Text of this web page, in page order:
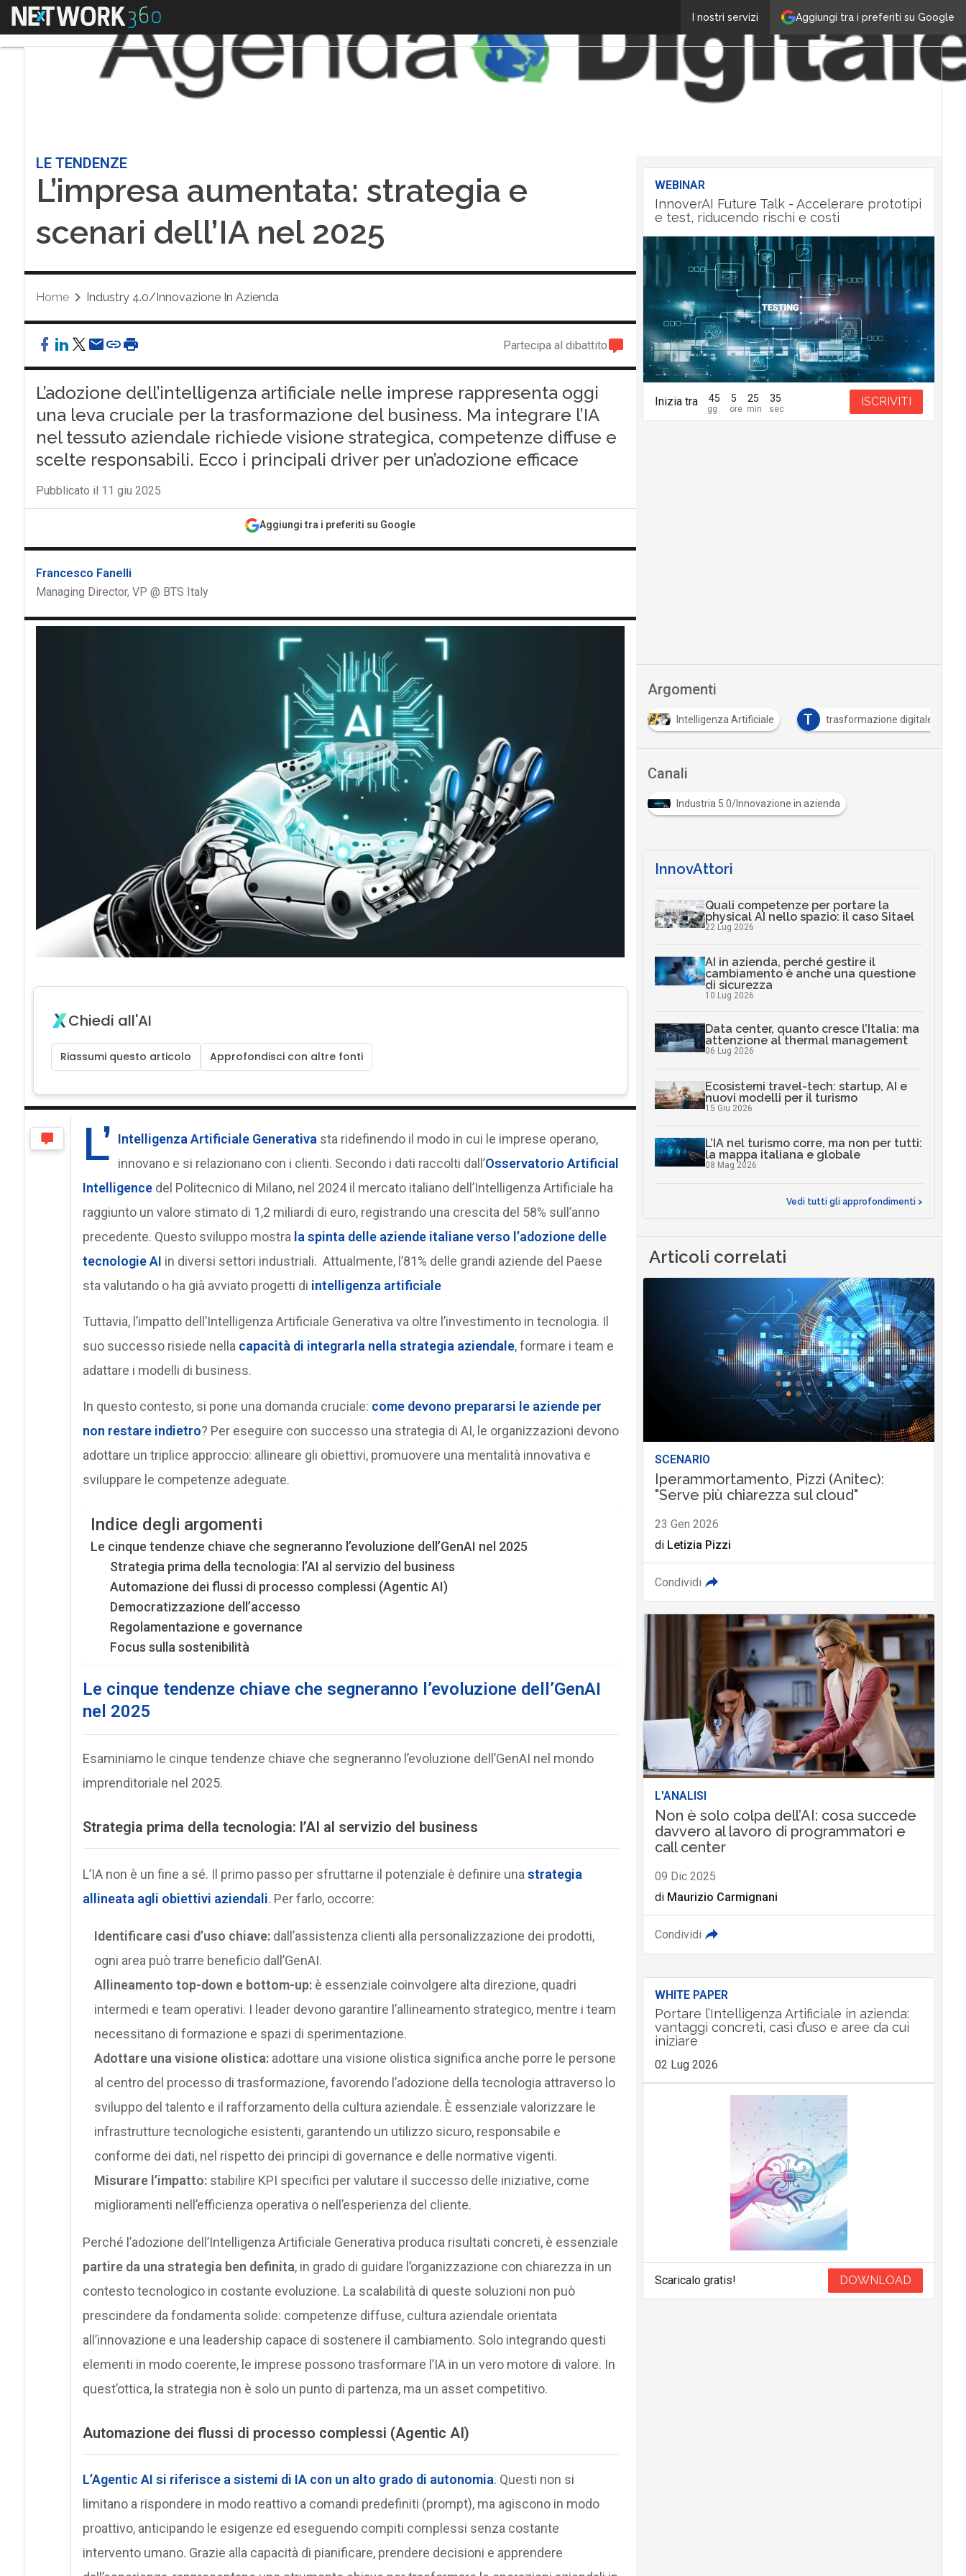
Aggiungi tra i preferiti su Google
I nostri servizi
Menu
LE TENDENZE
L’impresa aumentata: strategia e
scenari dell’IA nel 2025
Home Industry 4.0/Innovazione In Azienda
Partecipa al dibattito
L’adozione dell’intelligenza artificiale nelle imprese rappresenta oggi
una leva cruciale per la trasformazione del business. Ma integrare l’IA
nel tessuto aziendale richiede visione strategica, competenze diffuse e
scelte responsabili. Ecco i principali driver per un’adozione efficace
Pubblicato il 11 giu 2025
Aggiungi tra i preferiti su Google
Francesco Fanelli
Managing Director, VP @ BTS Italy
Chiedi all'AI
Riassumi questo articolo Approfondisci con altre fonti
L’ Intelligenza Artificiale Generativa sta ridefinendo il modo in cui le imprese operano,
innovano e si relazionano con i clienti. Secondo i dati raccolti dall’Osservatorio Artificial
Intelligencedel Politecnico di Milano, nel 2024 il mercato italiano dell’Intelligenza Artificiale ha
raggiunto un valore stimato di 1,2 miliardi di euro, registrando una crescita del 58% sull’anno
precedente. Questo sviluppo mostra la spinta delle aziende italiane verso l’adozione delle
tecnologie AI in diversi settori industriali. Attualmente, l’81% delle grandi aziende del Paese
sta valutando o ha già avviato progetti di intelligenza artificiale
Tuttavia, l’impatto dell’Intelligenza Artificiale Generativa va oltre l’investimento in tecnologia. Il
suo successo risiede nella capacità di integrarla nella strategia aziendale, formare i team e
adattare i modelli di business.
In questo contesto, si pone una domanda cruciale: come devono prepararsi le aziende per
non restare indietro? Per eseguire con successo una strategia di AI, le organizzazioni devono
adottare un triplice approccio: allineare gli obiettivi, promuovere una mentalità innovativa e
sviluppare le competenze adeguate.
Indice degli argomenti
Le cinque tendenze chiave che segneranno l’evoluzione dell’GenAI nel 2025
Strategia prima della tecnologia: l’AI al servizio del business
Automazione dei flussi di processo complessi (Agentic AI)
Democratizzazione dell’accesso
Regolamentazione e governance
Focus sulla sostenibilità
Le cinque tendenze chiave che segneranno l’evoluzione dell’GenAI
nel 2025
Esaminiamo le cinque tendenze chiave che segneranno l’evoluzione dell’GenAI nel mondo
imprenditoriale nel 2025.
Strategia prima della tecnologia: l’AI al servizio del business
L’IA non è un fine a sé. Il primo passo per sfruttarne il potenziale è definire una strategia
allineata agli obiettivi aziendali. Per farlo, occorre:
Identificare casi d’uso chiave:dall’assistenza clienti alla personalizzazione dei prodotti,
ogni area può trarre beneficio dall’GenAI.
Allineamento top-down e bottom-up:è essenziale coinvolgere alta direzione, quadri
intermedi e team operativi. I leader devono garantire l’allineamento strategico, mentre i team
necessitano di formazione e spazi di sperimentazione.
Adottare una visione olistica:adottare una visione olistica significa anche porre le persone
al centro del processo di trasformazione, favorendo l’adozione della tecnologia attraverso lo
sviluppo del talento e il rafforzamento della cultura aziendale. È essenziale valorizzare le
infrastrutture tecnologiche esistenti, garantendo un utilizzo sicuro, responsabile e
conforme dei dati, nel rispetto dei principi di governance e delle normative vigenti.
Misurare l’impatto:stabilire KPI specifici per valutare il successo delle iniziative, come
miglioramenti nell’efficienza operativa o nell’esperienza del cliente.
Perché l’adozione dell’Intelligenza Artificiale Generativa produca risultati concreti, è essenziale
partire da una strategia ben definita, in grado di guidare l’organizzazione con chiarezza in un
contesto tecnologico in costante evoluzione. La scalabilità di queste soluzioni non può
prescindere da fondamenta solide: competenze diffuse, cultura aziendale orientata
all’innovazione e una leadership capace di sostenere il cambiamento. Solo integrando questi
elementi in modo coerente, le imprese possono trasformare l’IA in un vero motore di valore. In
quest’ottica, la strategia non è solo un punto di partenza, ma un asset competitivo.
Automazione dei flussi di processo complessi (Agentic AI)
L’Agentic AI si riferisce a sistemi di IA con un alto grado di autonomia. Questi non si
limitano a rispondere in modo reattivo a comandi predefiniti (prompt), ma agiscono in modo
proattivo, anticipando le esigenze ed eseguendo compiti complessi senza costante
intervento umano. Grazie alla capacità di pianificare, prendere decisioni e apprendere
WEBINAR
InnoverAI Future Talk - Accelerare prototipi
e test, riducendo rischi e costi
Inizia tra 45 5 25 34 ISCRIVITI
Argomenti
Intelligenza Artificiale T trasformazione digitale
Canali
Industria 5.0/Innovazione in azienda
InnovAttori
Quali competenze per portare la
physical AI nello spazio: il caso Sitael
22 Lug 2026
AI in azienda, perché gestire il
cambiamento è anche una questione
di sicurezza
10 Lug 2026
Data center, quanto cresce l’Italia: ma
attenzione al thermal management
06 Lug 2026
Ecosistemi travel-tech: startup, AI e
nuovi modelli per il turismo
15 Giu 2026
L’IA nel turismo corre, ma non per tutti:
la mappa italiana e globale
08 Mag 2026
Vedi tutti gli approfondimenti >
Articoli correlati
SCENARIO
Iperammortamento, Pizzi (Anitec):
"Serve più chiarezza sul cloud"
23 Gen 2026
di Letizia Pizzi
Condividi
L'ANALISI
Non è solo colpa dell’AI: cosa succede
davvero al lavoro di programmatori e
call center
09 Dic 2025
di Maurizio Carmignani
Condividi
WHITE PAPER
Portare l’Intelligenza Artificiale in azienda:
vantaggi concreti, casi d’uso e aree da cui
iniziare
02 Lug 2026
Scaricalo gratis! DOWNLOAD